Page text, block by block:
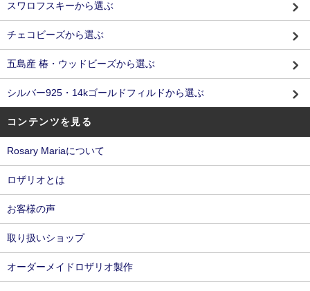
スワロフスキーから選ぶ
チェコビーズから選ぶ
五島産 椿・ウッドビーズから選ぶ
シルバー925・14kゴールドフィルドから選ぶ
コンテンツを見る
Rosary Mariaについて
ロザリオとは
お客様の声
取り扱いショップ
オーダーメイドロザリオ製作